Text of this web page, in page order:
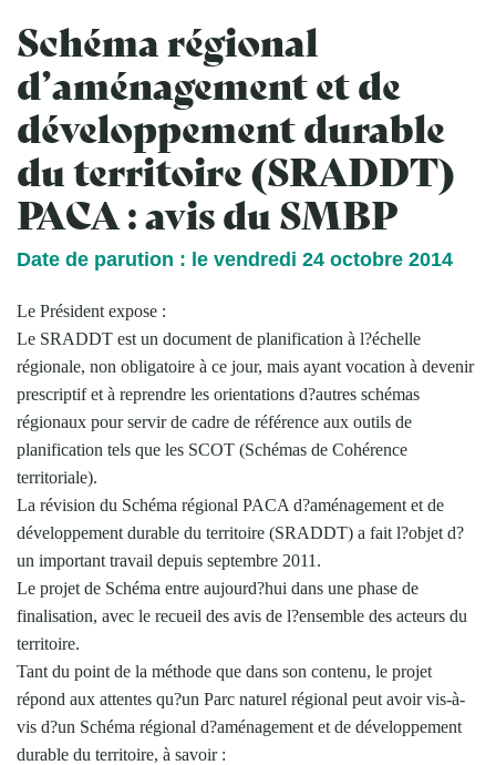
Schéma régional
d’aménagement et de
développement durable
du territoire (SRADDT)
PACA : avis du SMBP
Date de parution : le vendredi 24 octobre 2014
Le Président expose :
Le SRADDT est un document de planification à l?échelle
régionale, non obligatoire à ce jour, mais ayant vocation à devenir
prescriptif et à reprendre les orientations d?autres schémas
régionaux pour servir de cadre de référence aux outils de
planification tels que les SCOT (Schémas de Cohérence
territoriale).
La révision du Schéma régional PACA d?aménagement et de
développement durable du territoire (SRADDT) a fait l?objet d?
un important travail depuis septembre 2011.
Le projet de Schéma entre aujourd?hui dans une phase de
finalisation, avec le recueil des avis de l?ensemble des acteurs du
territoire.
Tant du point de la méthode que dans son contenu, le projet
répond aux attentes qu?un Parc naturel régional peut avoir vis-à-
vis d?un Schéma régional d?aménagement et de développement
durable du territoire, à savoir :